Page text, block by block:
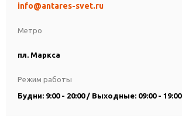
Метро
пл. Маркса
info@antares-svet.ru
Режим работы
Будни: 9:00 - 20:00 / Выходные: 09:00 - 19:00